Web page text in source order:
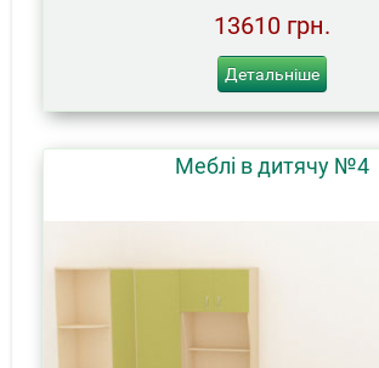
13610 грн.
Детальніше
Меблі в дитячу №4